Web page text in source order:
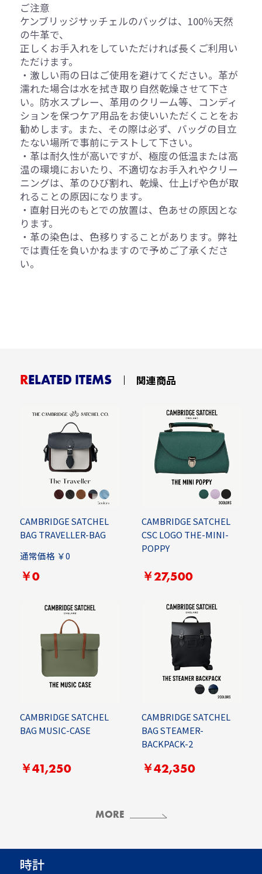
ご注意
ケンブリッジサッチェルのバッグは、100％天然
の牛革で、
正しくお手入れをしていただければ長くご利用い
ただけます。
・激しい雨の日はご使用を避けてください。革が
濡れた場合は水を拭き取り自然乾燥させて下さ
い。防水スプレー、革用のクリーム等、コンディ
ションを保つケア用品をお使いいただくことをお
勧めします。また、その際は必ず、バッグの目立
たない場所で事前にテストして下さい。
・革は耐久性が高いですが、極度の低温または高
温の環境においたり、不適切なお手入れやクリー
ニングは、革のひび割れ、乾燥、仕上げや色が取
れることの原因になります。
・直射日光のもとでの放置は、色あせの原因とな
ります。
・革の染色は、色移りすることがあります。弊社
では責任を負いかねますので予めご了承くださ
い。
RELATED ITEMS 関連商品
CAMBRIDGE SATCHEL
BAG TRAVELLER-BAG
通常価格 ￥0
￥0
CAMBRIDGE SATCHEL
CSC LOGO THE-MINI-
POPPY
￥27,500
CAMBRIDGE SATCHEL
BAG MUSIC-CASE
￥41,250
CAMBRIDGE SATCHEL
BAG STEAMER-
BACKPACK-2
￥42,350
MORE
時計